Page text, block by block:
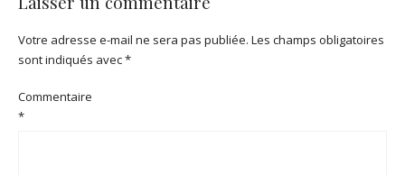
Votre adresse e-mail ne sera pas publiée. Les champs obligatoires
sont indiqués avec*
Commentaire
*